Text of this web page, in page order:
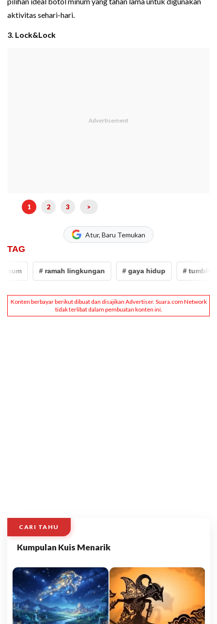
aktivitas sehari-hari.
3. Lock&Lock
1 2 3 >
Atur, Baru Temukan
TAG
# ramah lingkungan # gaya hidup # tumbler
CARI TAHU
Kumpulan Kuis Menarik